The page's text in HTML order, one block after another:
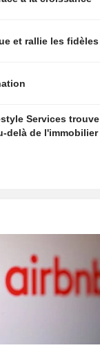
et rallie les fidèles
Services trouve
delà de l'immobilier